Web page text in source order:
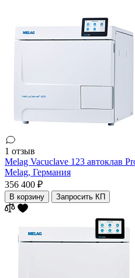
1 отзыв
Melag Vacuclave 123 автоклав
Melag, Германия
356 400 ₽
В корзину Запросить КП